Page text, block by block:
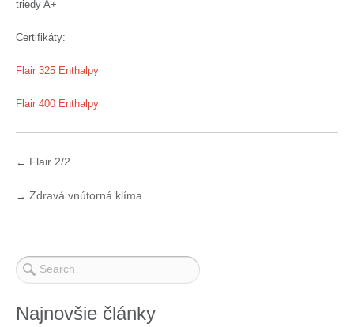
triedy A+
Certifikáty:
Flair 325 Enthalpy
Flair 400 Enthalpy
← Flair 2/2
→ Zdravá vnútorná klíma
Najnovšie články